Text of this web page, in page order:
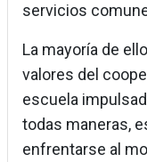
servicios
La mayoría de
valores del
escuela
todas maneras,
enfrentarse al